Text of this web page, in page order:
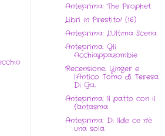
Anteprima: The Prophet
Libri in Prestito! (16)
Anteprima: L'Ultima Scena
Anteprima: Gli
Acchiappazombie
Recensione: Yinger e
l'Antico Tomo di Teresa
Di Ga...
Anteprima: Il patto con il
fantasma
Anteprima: Di Ilde ce n'è
una sola